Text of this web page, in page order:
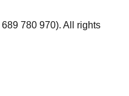
780 970). All rights